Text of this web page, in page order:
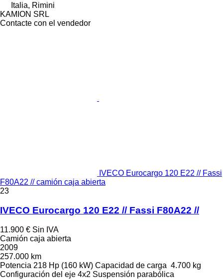
Italia, Rimini
KAMION SRL
Contacte con el vendedor
IVECO Eurocargo 120 E22 // Fassi
F80A22 // camión caja abierta
23
IVECO Eurocargo 120 E22 // Fassi F80A22 //
11.900 € Sin IVA
Camión caja abierta
2009
257.000 km
Potencia 218 Hp (160 kW) Capacidad de carga 4.700 kg
Configuración del eje 4x2 Suspensión parabólica